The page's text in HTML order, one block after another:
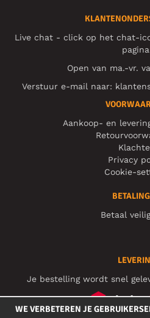
Live chat - click op het chat-
Open van ma.-vr.
Verstuur e-mail naar:
Aankoop- en
Privacy
Cookie-
Betaal
Je bestelling wordt snel
WE VERBETEREN JE